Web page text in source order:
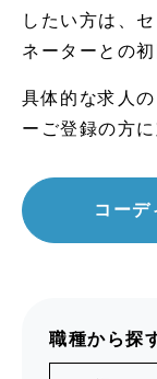
したい方は、
ネーターとの
具体的な求人
ーご登録の方
コーデ
職種から探